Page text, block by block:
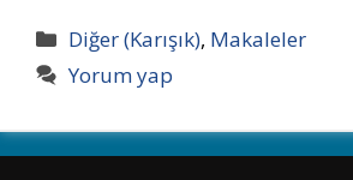
Kategoriler
Diğer (Karışık), Makaleler
Yorum yap